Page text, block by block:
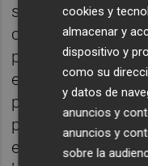
sanitarios. Una
cualquier país
penalmente por
equipos de
profesionales que
peor crisis
enfrentado en un
cookies y
almacenar y
dispositivo y
como su
y datos de
anuncios y
anuncios y
sobre la